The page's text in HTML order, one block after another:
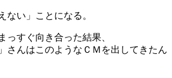
ない」ことになる。
っすぐ向き合った結果、
さんはこのようなＣＭを出してきたん